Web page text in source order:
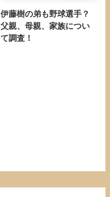
伊藤樹の弟も野球選手？
父親、母親、家族につい
て調査！